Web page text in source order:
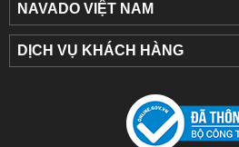
NAVADO VIỆT NAM
DỊCH VỤ KHÁCH HÀNG